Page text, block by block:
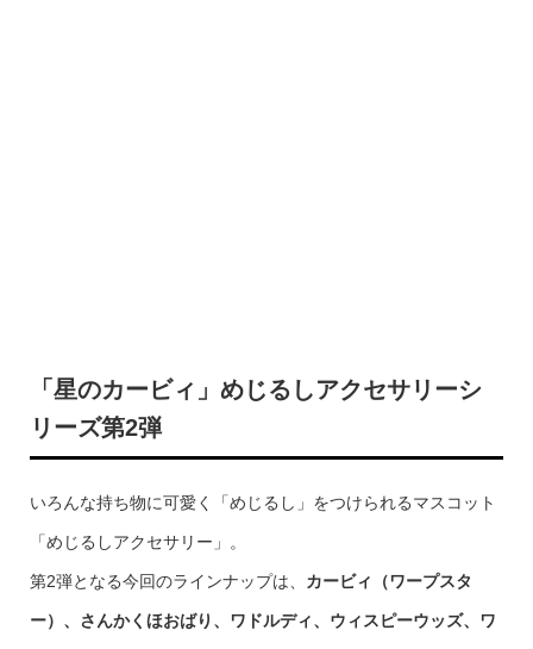
「星のカービィ」めじるしアクセサリーシ
リーズ第2弾
いろんな持ち物に可愛く「めじるし」をつけられるマスコット
「めじるしアクセサリー」。
第2弾となる今回のラインナップは、 カービィ（ワープスタ
ー）、さんかくほおばり、ワドルディ、ウィスピーウッズ、ワ